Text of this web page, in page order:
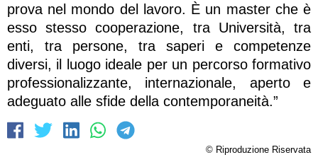
prova nel mondo del lavoro. È un master che è
esso stesso cooperazione, tra Università, tra
enti, tra persone, tra saperi e competenze
diversi, il luogo ideale per un percorso formativo
professionalizzante, internazionale, aperto e
adeguato alle sfide della contemporaneità.”
© Riproduzione Riservata